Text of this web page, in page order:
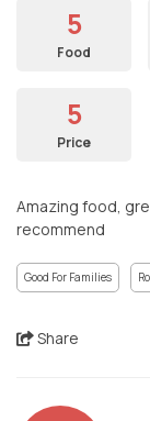
5
Food
5
Price
Amazing food,
recommend
Good For Families
Share